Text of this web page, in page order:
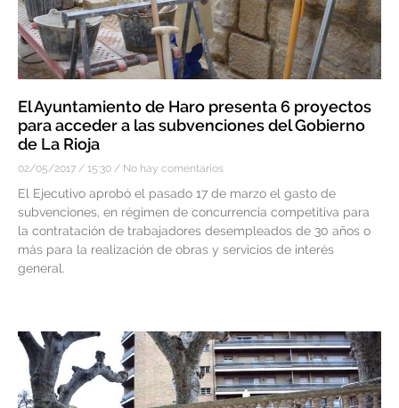
El Ayuntamiento de Haro presenta 6 proyectos
para acceder a las subvenciones del Gobierno
de La Rioja
02/05/2017 15:30 No hay comentarios
El Ejecutivo aprobó el pasado 17 de marzo el gasto de
subvenciones, en régimen de concurrencia competitiva para
la contratación de trabajadores desempleados de 30 años o
más para la realización de obras y servicios de interés
general.